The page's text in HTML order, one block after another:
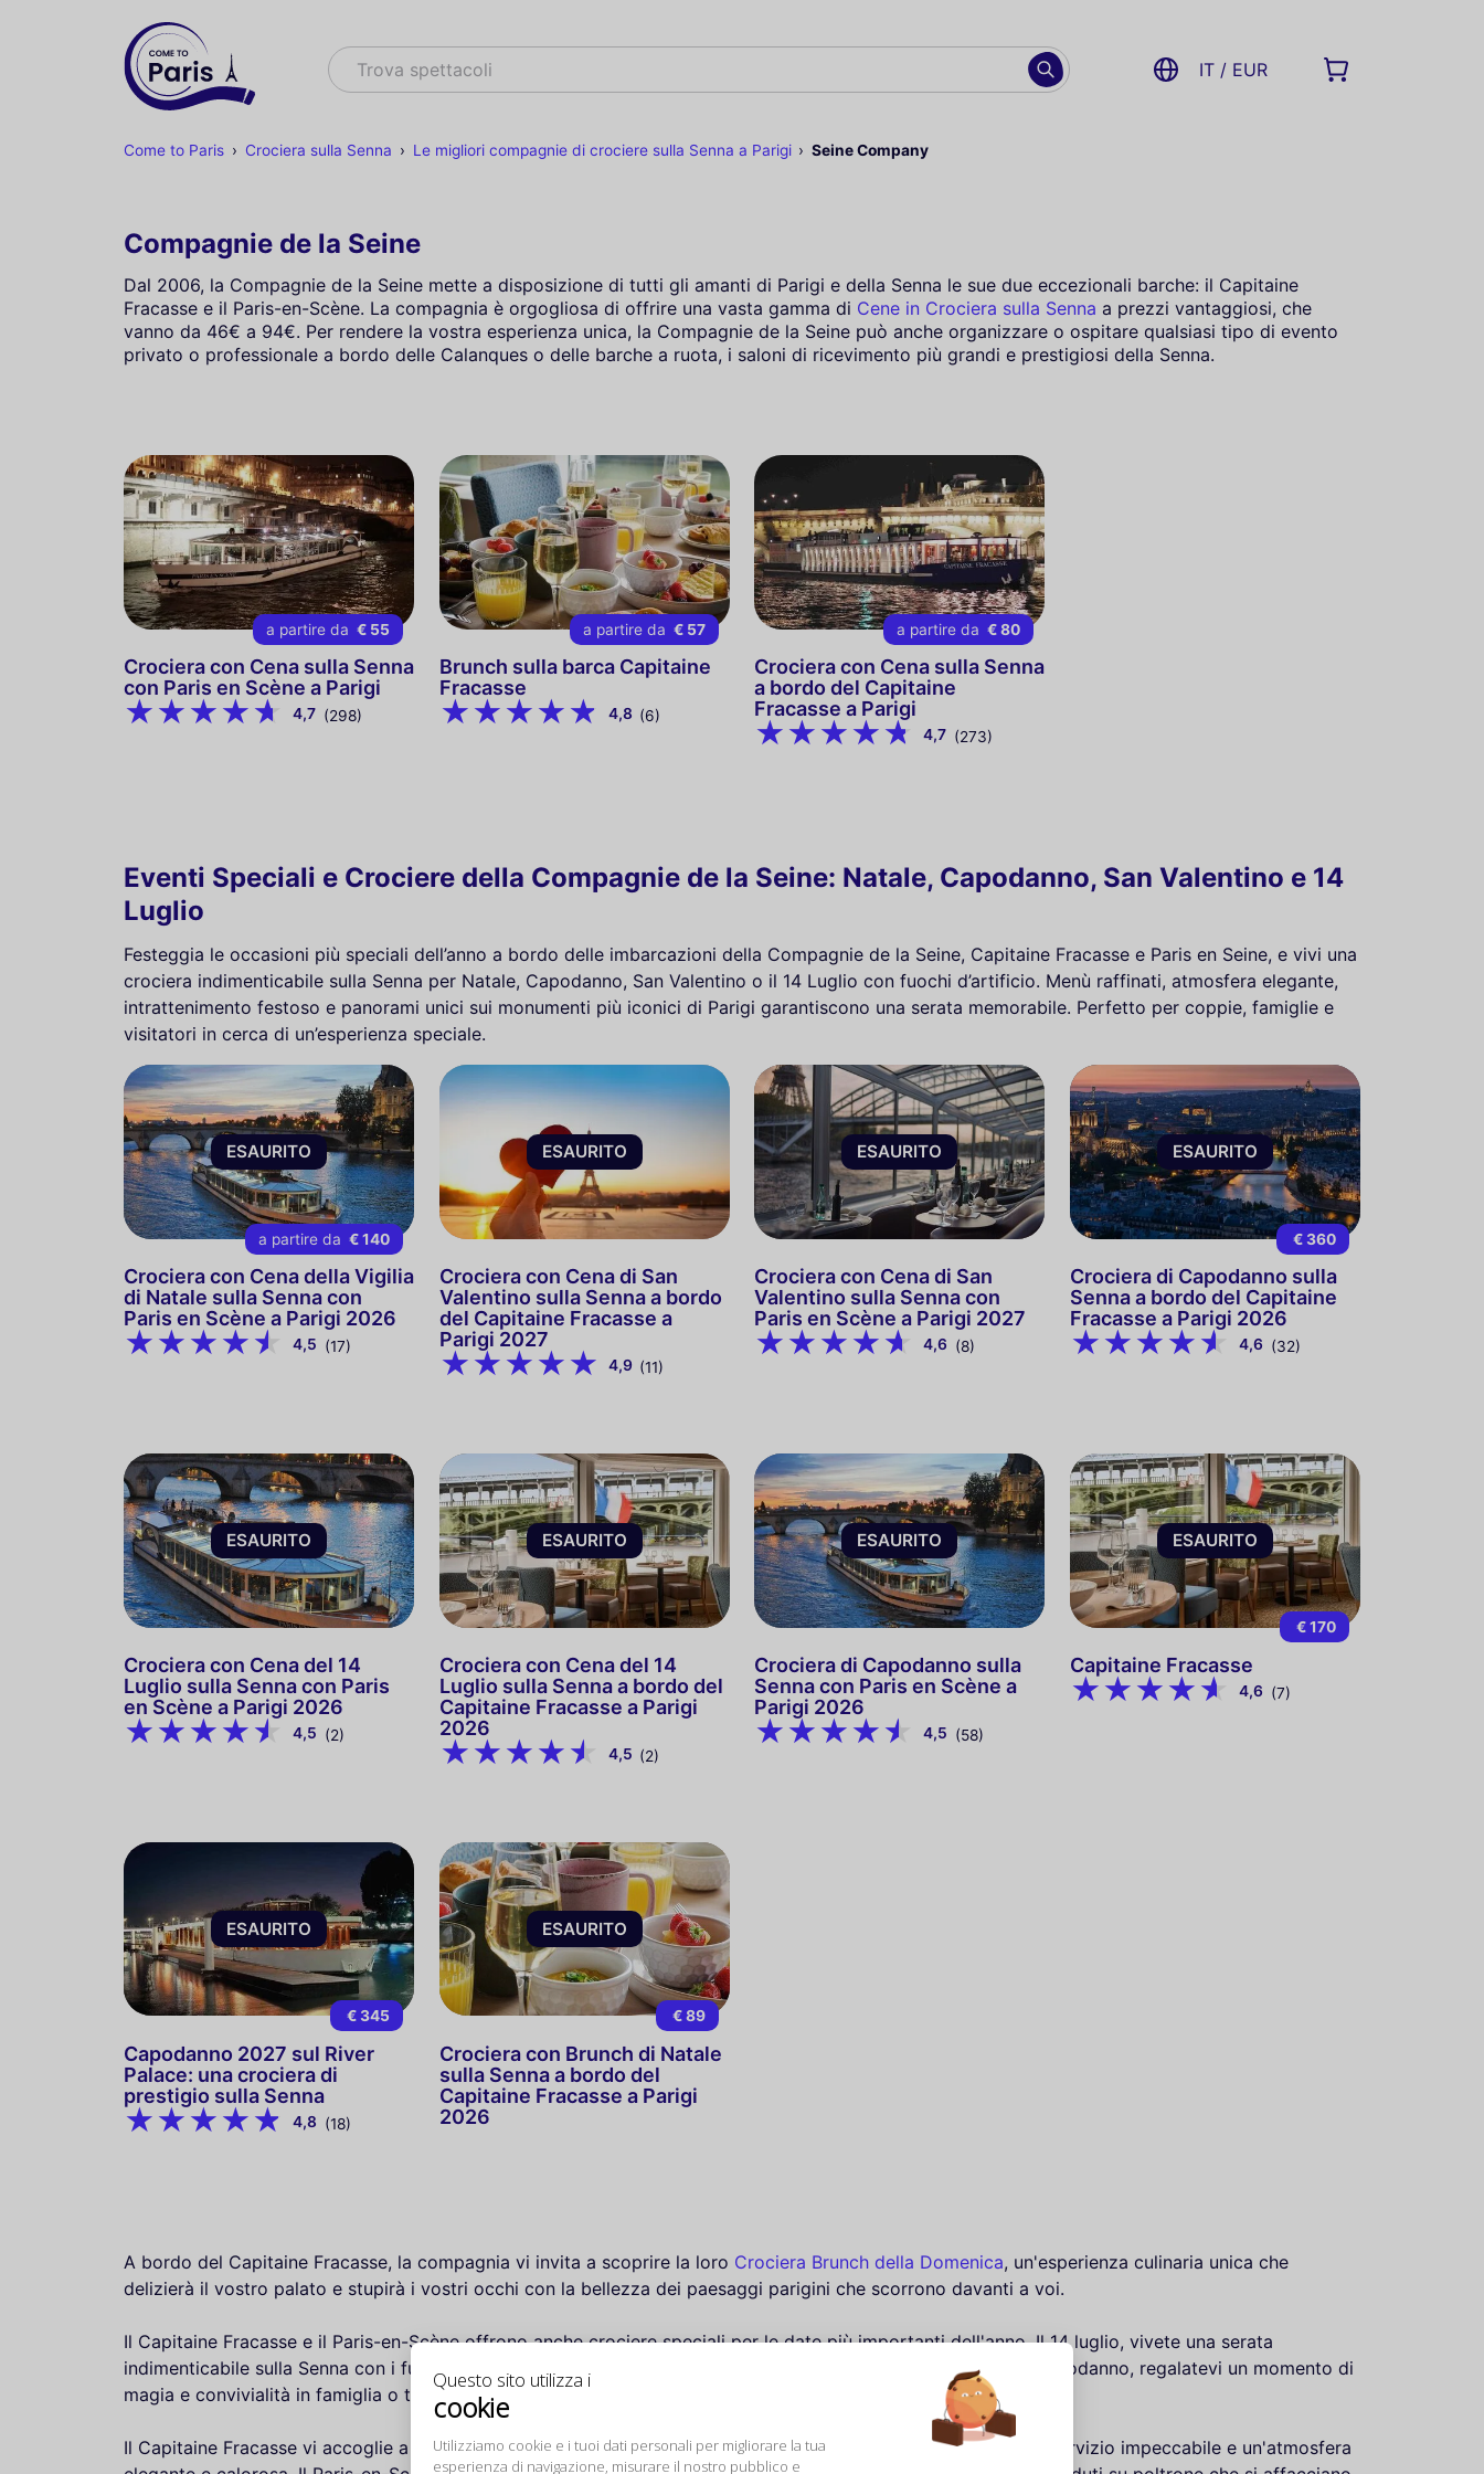
Questo sito utilizza i
cookie
Utilizziamo cookie e i tuoi dati personali per migliorare la tua
esperienza di navigazione, misurare il nostro pubblico e
Cercare
Trova spettacoli IT / EUR
Come to Paris Crociera sulla Senna Le migliori compagnie di crociere sulla Senna a Parigi Seine Company
Compagnie de la Seine
Dal 2006, la Compagnie de la Seine mette a disposizione di tutti gli amanti di Parigi e della Senna le sue due eccezionali barche: il Capitaine
Fracasse e il Paris-en-Scène. La compagnia è orgogliosa di offrire una vasta gamma di Cene in Crociera sulla Senna a prezzi vantaggiosi, che
vanno da 46€ a 94€. Per rendere la vostra esperienza unica, la Compagnie de la Seine può anche organizzare o ospitare qualsiasi tipo di evento
privato o professionale a bordo delle Calanques o delle barche a ruota, i saloni di ricevimento più grandi e prestigiosi della Senna.
a partire da € 55
Crociera con Cena sulla Senna
con Paris en Scène a Parigi
4,7 (298)
a partire da € 57
Brunch sulla barca Capitaine
Fracasse
4,8 (6)
a partire da € 80
Crociera con Cena sulla Senna
a bordo del Capitaine
Fracasse a Parigi
4,7 (273)
Eventi Speciali e Crociere della Compagnie de la Seine: Natale, Capodanno, San Valentino e 14
Luglio
Festeggia le occasioni più speciali dell’anno a bordo delle imbarcazioni della Compagnie de la Seine, Capitaine Fracasse e Paris en Seine, e vivi una
crociera indimenticabile sulla Senna per Natale, Capodanno, San Valentino o il 14 Luglio con fuochi d’artificio. Menù raffinati, atmosfera elegante,
intrattenimento festoso e panorami unici sui monumenti più iconici di Parigi garantiscono una serata memorabile. Perfetto per coppie, famiglie e
visitatori in cerca di un’esperienza speciale.
ESAURITO
a partire da € 140
Crociera con Cena della Vigilia
di Natale sulla Senna con
Paris en Scène a Parigi 2026
4,5 (17)
ESAURITO
Crociera con Cena di San
Valentino sulla Senna a bordo
del Capitaine Fracasse a
Parigi 2027
4,9 (11)
ESAURITO
Crociera con Cena di San
Valentino sulla Senna con
Paris en Scène a Parigi 2027
4,6 (8)
ESAURITO
€ 360
Crociera di Capodanno sulla
Senna a bordo del Capitaine
Fracasse a Parigi 2026
4,6 (32)
ESAURITO
Crociera con Cena del 14
Luglio sulla Senna con Paris
en Scène a Parigi 2026
4,5 (2)
ESAURITO
Crociera con Cena del 14
Luglio sulla Senna a bordo del
Capitaine Fracasse a Parigi
2026
4,5 (2)
ESAURITO
Crociera di Capodanno sulla
Senna con Paris en Scène a
Parigi 2026
4,5 (58)
ESAURITO
€ 170
Capitaine Fracasse
4,6 (7)
ESAURITO
€ 345
Capodanno 2027 sul River
Palace: una crociera di
prestigio sulla Senna
4,8 (18)
ESAURITO
€ 89
Crociera con Brunch di Natale
sulla Senna a bordo del
Capitaine Fracasse a Parigi
2026
A bordo del Capitaine Fracasse, la compagnia vi invita a scoprire la loro Crociera Brunch della Domenica, un'esperienza culinaria unica che
delizierà il vostro palato e stupirà i vostri occhi con la bellezza dei paesaggi parigini che scorrono davanti a voi.
Il Capitaine Fracasse e il Paris-en-Scène offrono anche crociere speciali per le date più importanti dell'anno. Il 14 luglio, vivete una serata
indimenticabile sulla Senna con i fuochi d'artificio della Torre Eiffel sullo sfondo. Per San Valentino, Natale e Capodanno, regalatevi un momento di
magia e convivialità in famiglia o tra amici, con menu raffinati e intrattenimento per tutta la serata.
Il Capitaine Fracasse vi accoglie a bordo per romantiche o festose cene-crociera, con una cucina gourmet, un servizio impeccabile e un'atmosfera